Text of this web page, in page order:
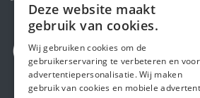
Deze website maakt
gebruik van cookies.
Wij gebruiken cookies om de
gebruikerservaring te verbeteren en voor
advertentiepersonalisatie. Wij maken
gebruik van cookies en mobiele